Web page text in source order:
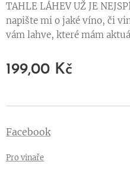
TAHLE LÁHEV UŽ JE
napište mi o jaké víno, či
vám lahve, které mám
199,00 Kč
Facebook
Pro vinaře